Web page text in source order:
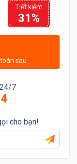
Tiết kiệm
31%
sau
7
cho bạn!